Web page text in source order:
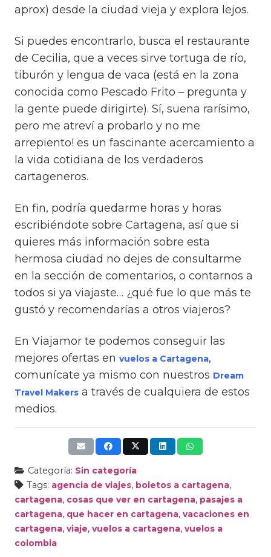
aprox) desde la ciudad vieja y explora lejos.
Si puedes encontrarlo, busca el restaurante
de Cecilia, que a veces sirve tortuga de río,
tiburón y lengua de vaca (está en la zona
conocida como Pescado Frito – pregunta y
la gente puede dirigirte). Sí, suena rarísimo,
pero me atreví a probarlo y no me
arrepiento! es un fascinante acercamiento a
la vida cotidiana de los verdaderos
cartageneros.
En fin, podría quedarme horas y horas
escribiéndote sobre Cartagena, así que si
quieres más información sobre esta
hermosa ciudad no dejes de consultarme
en la sección de comentarios, o contarnos a
todos si ya viajaste… ¿qué fue lo que más te
gustó y recomendarías a otros viajeros?
En Viajamor te podemos conseguir las
mejores ofertas en vuelos a Cartagena,
comunícate ya mismo con nuestros Dream
Travel Makers a través de cualquiera de estos
medios.
Categoría: Sin categoría
Tags: agencia de viajes, boletos a cartagena,
cartagena, cosas que ver en cartagena, pasajes a
cartagena, que hacer en cartagena, vacaciones en
cartagena, viaje, vuelos a cartagena, vuelos a
colombia